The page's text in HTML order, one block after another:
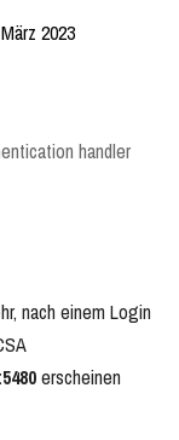
2023
handler
nach einem Login
erscheinen